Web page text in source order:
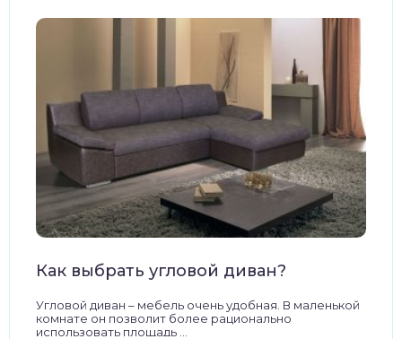
Как выбрать угловой диван?
Угловой диван – мебель очень удобная. В маленькой
комнате он позволит более рационально
использовать площадь ...